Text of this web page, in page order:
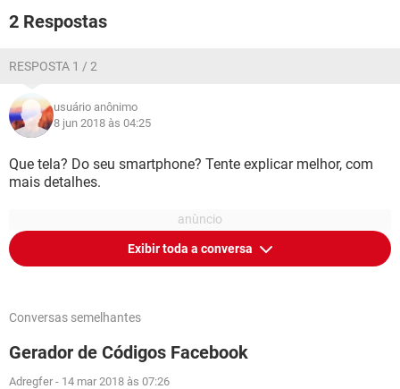
2 Respostas
RESPOSTA 1 / 2
usuário anônimo
8 jun 2018 às 04:25
Que tela? Do seu smartphone? Tente explicar melhor, com
mais detalhes.
Exibir toda a conversa
Conversas semelhantes
Gerador de Códigos Facebook
Adregfer - 14 mar 2018 às 07:26